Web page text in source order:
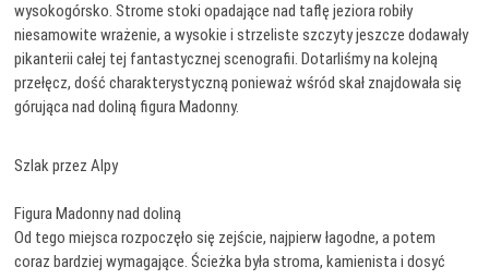
wysokogórsko. Strome stoki opadające nad taflę jeziora robiły
niesamowite wrażenie, a wysokie i strzeliste szczyty jeszcze dodawały
pikanterii całej tej fantastycznej scenografii. Dotarliśmy na kolejną
przełęcz, dość charakterystyczną ponieważ wśród skał znajdowała się
górująca nad doliną figura Madonny.
Szlak przez Alpy
Figura Madonny nad doliną
Od tego miejsca rozpoczęło się zejście, najpierw łagodne, a potem
coraz bardziej wymagające. Ścieżka była stroma, kamienista i dosyć